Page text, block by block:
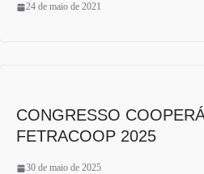
24 de maio de 2021
CONGRESSO
FETRACOOP 2025
30 de maio de 2025